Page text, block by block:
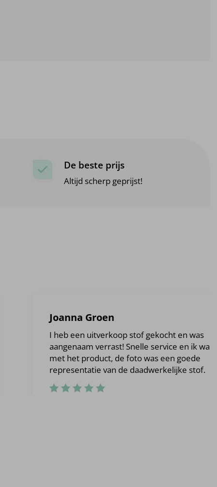
De beste prijs
Altijd scherp geprijst!
Joanna Groen
I heb een uitverkoop stof gekocht en was
aangenaam verrast! Snelle service en ik was
met het product, de foto was een goede
representatie van de daadwerkelijke stof.